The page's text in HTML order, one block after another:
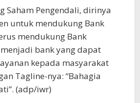
Saham Pengendali, dirinya
untuk mendukung Bank
mendukung Bank
bank yang dapat
kepada masyarakat
Tagline-nya: “Bahagia
(adp/iwr)